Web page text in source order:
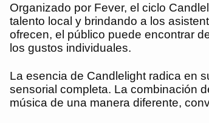
Organizado por Fever, el ciclo
talento local y brindando a los
ofrecen, el público puede encontrar
los gustos individuales.
La esencia de Candlelight radica en
sensorial completa. La combinación
música de una manera diferente,